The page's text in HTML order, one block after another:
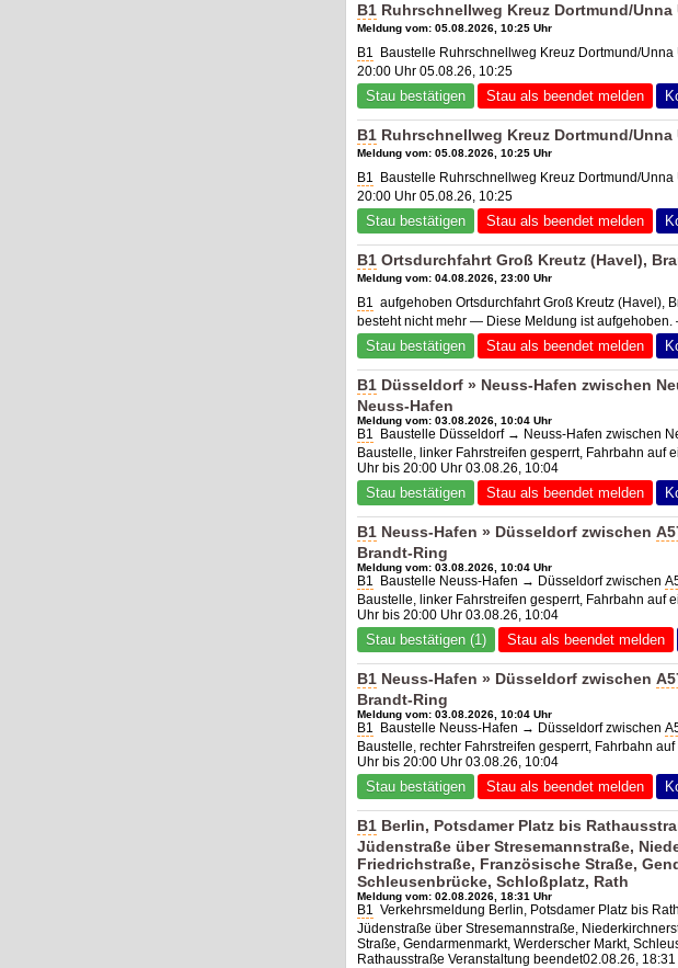
B1 Ruhrschnellweg Kreuz Dortmund/
Meldung vom: 05.08.2026, 10:25 Uhr
B1 Baustelle Ruhrschnellweg Kreuz Dortmund/
20:00 Uhr 05.08.26, 10:25
Stau bestätigen Stau als beendet melden
B1 Ruhrschnellweg Kreuz Dortmund/
Meldung vom: 05.08.2026, 10:25 Uhr
B1 Baustelle Ruhrschnellweg Kreuz Dortmund/
20:00 Uhr 05.08.26, 10:25
Stau bestätigen Stau als beendet melden
B1 Ortsdurchfahrt Groß Kreutz (Havel),
Meldung vom: 04.08.2026, 23:00 Uhr
B1 aufgehoben Ortsdurchfahrt Groß Kreutz (Havel),
besteht nicht mehr — Diese Meldung ist
Stau bestätigen Stau als beendet melden
B1 Düsseldorf » Neuss-Hafen zwischen
Neuss-Hafen
Meldung vom: 03.08.2026, 10:04 Uhr
B1 Baustelle Düsseldorf → Neuss-Hafen zwischen
Baustelle, linker Fahrstreifen gesperrt, Fahrbahn auf
Uhr bis 20:00 Uhr 03.08.26, 10:04
Stau bestätigen Stau als beendet melden
B1 Neuss-Hafen » Düsseldorf zwischen
Brandt-Ring
Meldung vom: 03.08.2026, 10:04 Uhr
B1 Baustelle Neuss-Hafen → Düsseldorf zwischen
Baustelle, linker Fahrstreifen gesperrt, Fahrbahn auf
Uhr bis 20:00 Uhr 03.08.26, 10:04
Stau bestätigen (1) Stau als beendet melden
B1 Neuss-Hafen » Düsseldorf zwischen
Brandt-Ring
Meldung vom: 03.08.2026, 10:04 Uhr
B1 Baustelle Neuss-Hafen → Düsseldorf zwischen
Baustelle, rechter Fahrstreifen gesperrt, Fahrbahn
Uhr bis 20:00 Uhr 03.08.26, 10:04
Stau bestätigen Stau als beendet melden
B1 Berlin, Potsdamer Platz bis
Jüdenstraße über Stresemannstraße,
Friedrichstraße, Französische Straße,
Schleusenbrücke, Schloßplatz, Rath
Meldung vom: 02.08.2026, 18:31 Uhr
B1 Verkehrsmeldung Berlin, Potsdamer Platz bis
Jüdenstraße über Stresemannstraße,
Straße, Gendarmenmarkt, Werderscher Markt,
Rathausstraße Veranstaltung beendet02.08.26, 18:31